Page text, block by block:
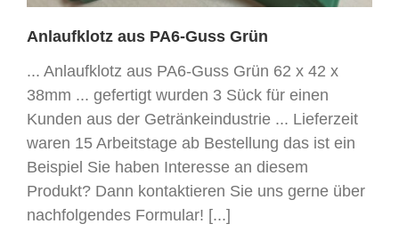
Anlaufklotz aus PA6-Guss Grün
... Anlaufklotz aus PA6-Guss Grün 62 x 42 x
38mm ... gefertigt wurden 3 Sück für einen
Kunden aus der Getränkeindustrie ... Lieferzeit
waren 15 Arbeitstage ab Bestellung das ist ein
Beispiel Sie haben Interesse an diesem
Produkt? Dann kontaktieren Sie uns gerne über
nachfolgendes Formular! [...]